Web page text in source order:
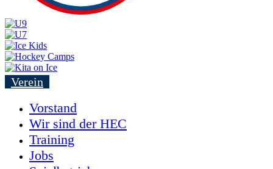
Verein
Vorstand
Wir sind der HEC
Training
Jobs